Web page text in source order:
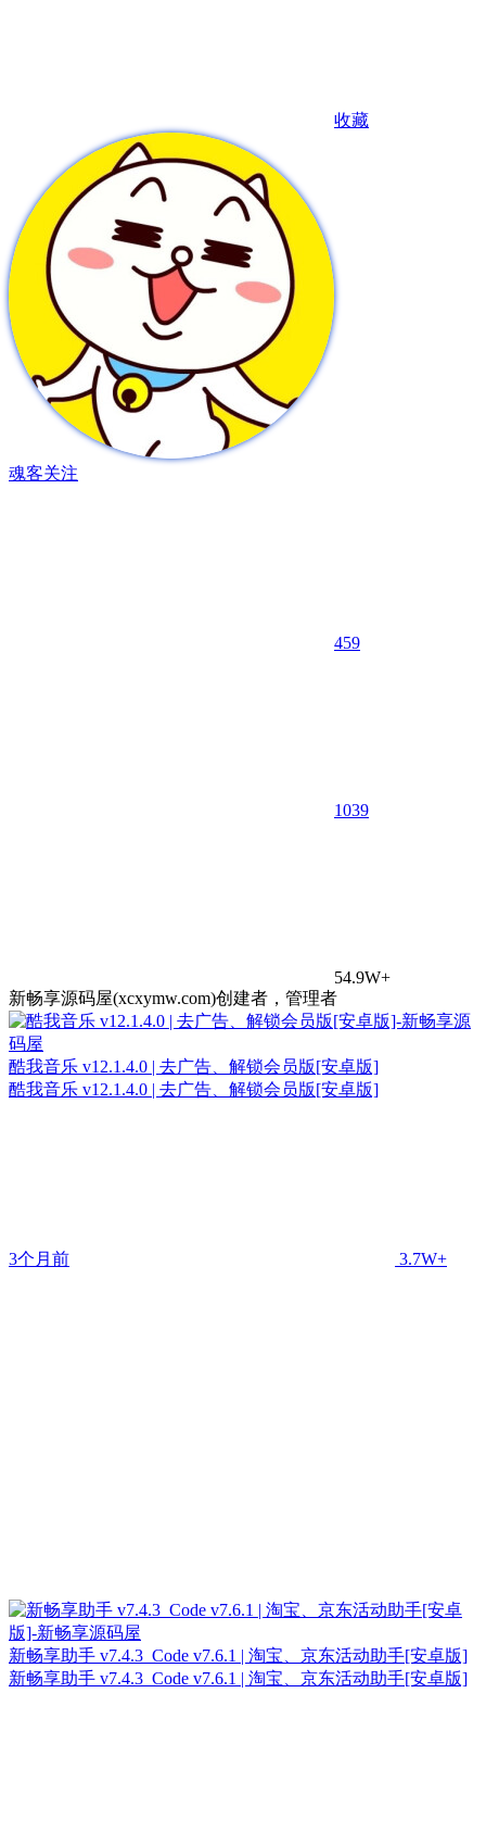
收藏
魂客关注
459
1039
54.9W+
新畅享源码屋(xcxymw.com)创建者，管理者
酷我音乐 v12.1.4.0 | 去广告、解锁会员版[安卓版]
酷我音乐 v12.1.4.0 | 去广告、解锁会员版[安卓版]
3个月前 3.7W+
新畅享助手 v7.4.3_Code v7.6.1 | 淘宝、京东活动助手[安卓版]
新畅享助手 v7.4.3_Code v7.6.1 | 淘宝、京东活动助手[安卓版]